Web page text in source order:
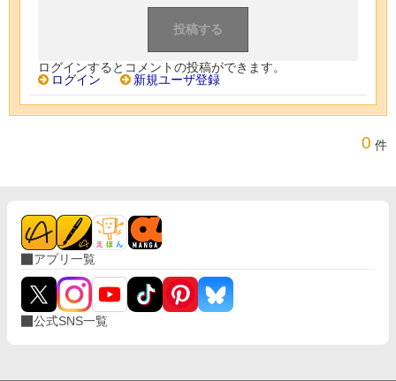
ログインするとコメントの投稿ができます。
ログイン
新規ユーザ登録
0 件
アプリ一覧
公式SNS一覧